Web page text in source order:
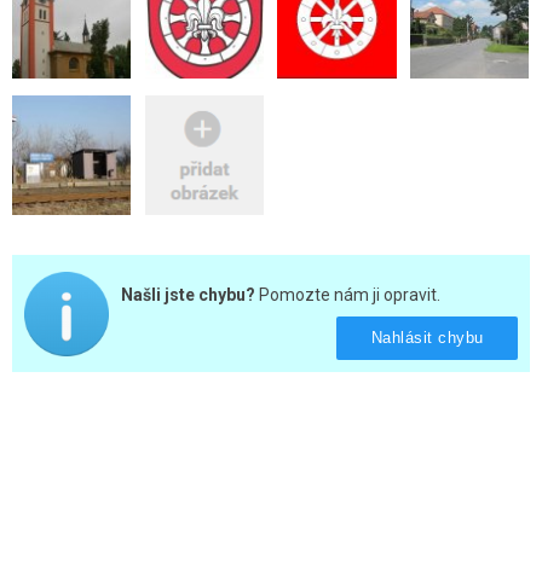
Našli jste chybu? Pomozte nám ji opravit.
Nahlásit chybu